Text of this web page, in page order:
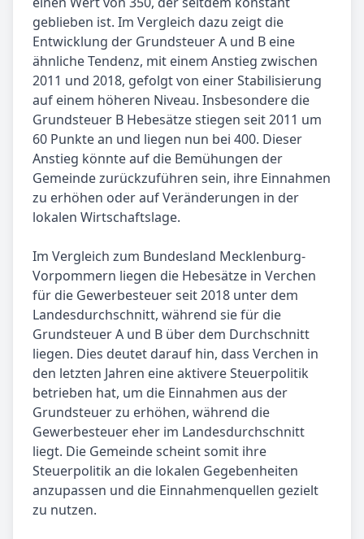
geblieben ist. Im Vergleich dazu zeigt die
Entwicklung der Grundsteuer A und B eine
ähnliche Tendenz, mit einem Anstieg zwischen
2011 und 2018, gefolgt von einer Stabilisierung
auf einem höheren Niveau. Insbesondere die
Grundsteuer B Hebesätze stiegen seit 2011 um
60 Punkte an und liegen nun bei 400. Dieser
Anstieg könnte auf die Bemühungen der
Gemeinde zurückzuführen sein, ihre Einnahmen
zu erhöhen oder auf Veränderungen in der
lokalen Wirtschaftslage.
Im Vergleich zum Bundesland Mecklenburg-
Vorpommern liegen die Hebesätze in Verchen
für die Gewerbesteuer seit 2018 unter dem
Landesdurchschnitt, während sie für die
Grundsteuer A und B über dem Durchschnitt
liegen. Dies deutet darauf hin, dass Verchen in
den letzten Jahren eine aktivere Steuerpolitik
betrieben hat, um die Einnahmen aus der
Grundsteuer zu erhöhen, während die
Gewerbesteuer eher im Landesdurchschnitt
liegt. Die Gemeinde scheint somit ihre
Steuerpolitik an die lokalen Gegebenheiten
anzupassen und die Einnahmenquellen gezielt
zu nutzen.